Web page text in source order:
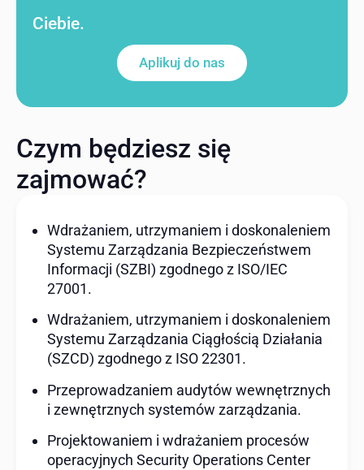
Ciebie.
Aplikuj do nas
Czym będziesz się
zajmować?
Wdrażaniem, utrzymaniem i doskonaleniem
Systemu Zarządzania Bezpieczeństwem
Informacji (SZBI) zgodnego z ISO/IEC
27001.
Wdrażaniem, utrzymaniem i doskonaleniem
Systemu Zarządzania Ciągłością Działania
(SZCD) zgodnego z ISO 22301.
Przeprowadzaniem audytów wewnętrznych
i zewnętrznych systemów zarządzania.
Projektowaniem i wdrażaniem procesów
operacyjnych Security Operations Center